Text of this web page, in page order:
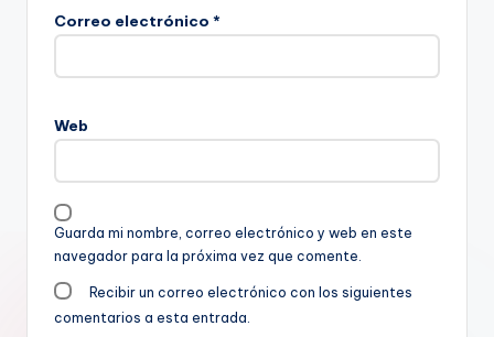
Correo electrónico *
Web
Guarda mi nombre, correo electrónico y web en este
navegador para la próxima vez que comente.
Recibir un correo electrónico con los siguientes
comentarios a esta entrada.